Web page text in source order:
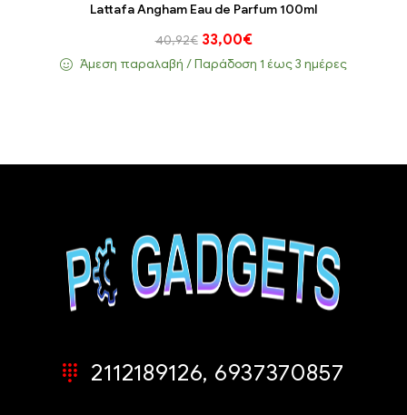
Lattafa Angham Eau de Parfum 100ml
40,92€ 33,00€
Άμεση παραλαβή / Παράδoση 1 έως 3 ημέρες
2112189126, 6937370857